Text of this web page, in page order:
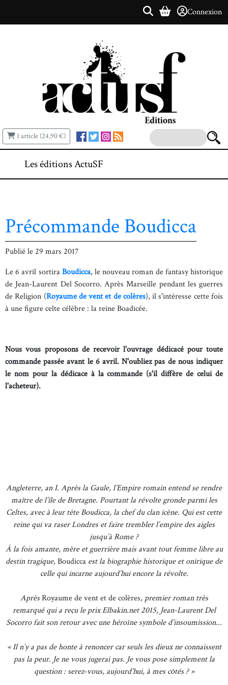
Connexion
1 article (24,90 €)
Les éditions ActuSF
Précommande Boudicca
Publié le29 mars 2017
Le 6 avril sortiraBoudicca, le nouveau roman de fantasy historique
de Jean-Laurent Del Socorro. Après Marseille pendant les guerres
de Religion (Royaume de vent et de colères), il s'intéresse cette fois
à une figure celte célèbre : la reine Boadicée.
Nous vous proposons de recevoir l'ouvrage dédicacé pour toute
commande passée avant le 6 avril. N'oubliez pas de nous indiquer
le nom pour la dédicace à la commande (s'il diffère de celui de
l'acheteur).
Angleterre, an I. Après la Gaule, l’Empire romain entend se rendre
maître de l’île de Bretagne. Pourtant la révolte gronde parmi les
Celtes, avec à leur tête Boudicca, la chef du clan icène. Qui est cette
reine qui va raser Londres et faire trembler l’empire des aigles
jusqu’à Rome ?
À la fois amante, mère et guerrière mais avant tout femme libre au
destin tragique,Boudicca est la biographie historique et onirique de
celle qui incarne aujourd’hui encore la révolte.
AprèsRoyaume de vent et de colères, premier roman très
remarqué qui a reçu le prix Elbakin.net 2015, Jean-Laurent Del
Socorro fait son retour avec une héroïne symbole d’insoumission...
« Il n’y a pas de honte à renoncer car seuls les dieux ne connaissent
pas la peur. Je ne vous jugerai pas. Je vous pose simplement la
question : serez-vous, aujourd’hui, à mes côtés ? »